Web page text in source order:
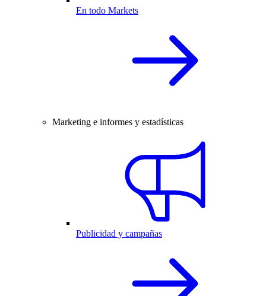
En todo Markets
Marketing e informes y estadísticas
Publicidad y campañas